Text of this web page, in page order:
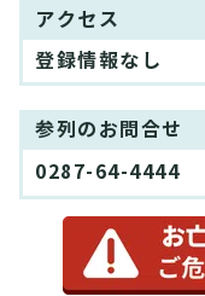
アクセス
登録情報なし
参列のお問合せ
0287-64-4444